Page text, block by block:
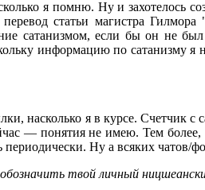
я помню. Ну и захотелось
статьи магистра
сатанизмом, если бы он не
информацию по сатанизму я
насколько я в курсе. Счетчик
— понятия не имею. Тем более,
периодически. Ну а всяких
твой личный